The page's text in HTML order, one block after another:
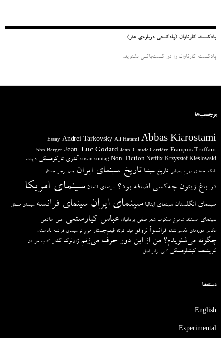
پادکست کارناوال (پادکستی درباره‌ی هنر)
پادکست کارناوال را در کست‌باکس بشنوید.
برچسب‌ها
Abbas Kiarostami
Ali Hatami
Andrei Tarkovsky
Essay
François Truffaut
Jean-Claude Carrière
Jean-Luc Godard
John Berger
Krzysztof Kieślowski
Netflix
Non-Fiction
susan sontag آندری تارکوفسکی ادبیات
بابک احمدی بهرام بیضایی تاریخ سینما تاریخ سینمای ایران جان برجر جستار
در باغ زیتون چه‌کسی اضافه بود؟ سینمای آلمان سینمای امریکا
سینمای انگلستان سینمای ایتالیا سینمای ایران سینمای فرانسه سینمای مستقل
سینمای مستند شاهرخ مسکوب شعر صفی یزدانیان عباس کیارستمی علی حاتمی
عکاس دوره‌های عکاسی‌نشده فرانسوآ تروفو فیلم کوتاه فیلم‌جستار موج نو سینمای فرانسه ناداستان
چگونه می‌شنویدم؟ من از این دور حرف می‌زنم ژان‌لوک گدار کتاب خواندن
کریشتف کیشلوفسکی کپی برابر اصل
دسته‌ها
English
Experimental